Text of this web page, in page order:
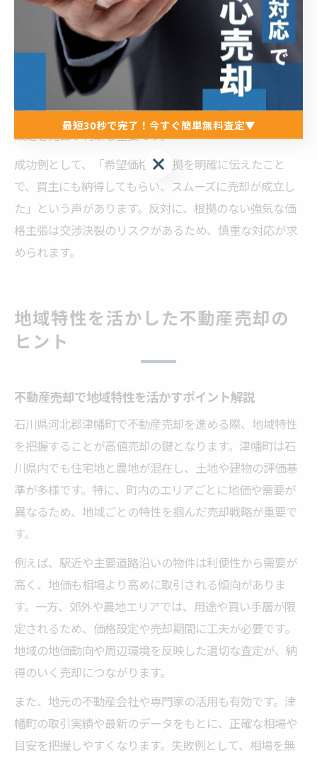
交渉時には、査定価格や過去の成約実績を示しながら、
価格の妥当性を説明することが効果的です。また、不動
産会社の担当者と連携し、買主の要望や現地の需要動向
を把握することで、スムーズな合意形成が期待できま
す。交渉が長引く場合は、条件面で譲歩するか再度価格
設定を見直す判断も重要です。
成功例として、「希望価格の根拠を明確に伝えたこと
で、買主にも納得してもらい、スムーズに売却が成立し
た」という声があります。反対に、根拠のない強気な価
格主張は交渉決裂のリスクがあるため、慎重な対応が求
められます。
地域特性を活かした不動産売却の
ヒント
不動産売却で地域特性を活かすポイント解説
石川県河北郡津幡町で不動産売却を進める際、地域特性
を把握することが高値売却の鍵となります。津幡町は石
川県内でも住宅地と農地が混在し、土地や建物の評価基
準が多様です。特に、町内のエリアごとに地価や需要が
異なるため、地域ごとの特性を掴んだ売却戦略が重要で
す。
例えば、駅近や主要道路沿いの物件は利便性から需要が
高く、地価も相場より高めに取引される傾向がありま
す。一方、郊外や農地エリアでは、用途や買い手層が限
定されるため、価格設定や売却期間に工夫が必要です。
地域の地価動向や周辺環境を反映した適切な査定が、納
得のいく売却につながります。
また、地元の不動産会社や専門家の活用も有効です。津
幡町の取引実績や最新のデータをもとに、正確な相場や
目安を把握しやすくなります。失敗例として、相場を無
最短30秒で完了！今すぐ簡単無料査定▼
最短30秒で完了！今すぐ簡単無料査定▼